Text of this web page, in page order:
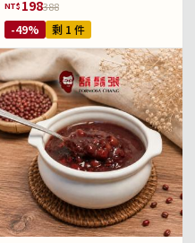
NT$ 198388
-49% 剩 1 件